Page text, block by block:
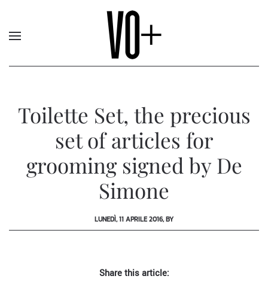
Toilette Set, the precious
set of articles for
grooming signed by De
Simone
LUNEDÌ, 11 APRILE 2016, BY
Share this article: